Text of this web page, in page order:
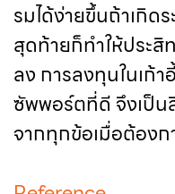
รมได้ง่ายขึ้นถ้าเกิด
สุดท้ายก็ทำให้ประ
ลง การลงทุนในเก้
ซัพพอร์ตที่ดี จึงเป็น
จากทุกข้อเมื่อต้อง